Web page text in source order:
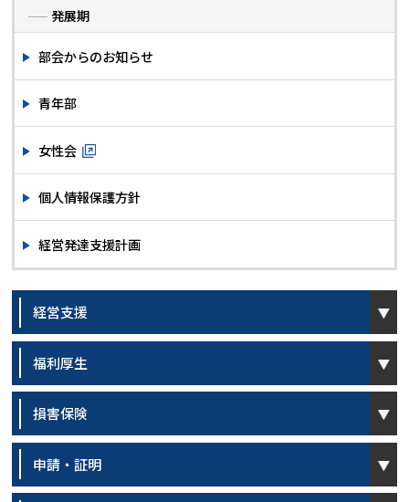
発展期
部会からのお知らせ
青年部
女性会
個人情報保護方針
経営発達支援計画
経営支援
福利厚生
損害保険
申請・証明